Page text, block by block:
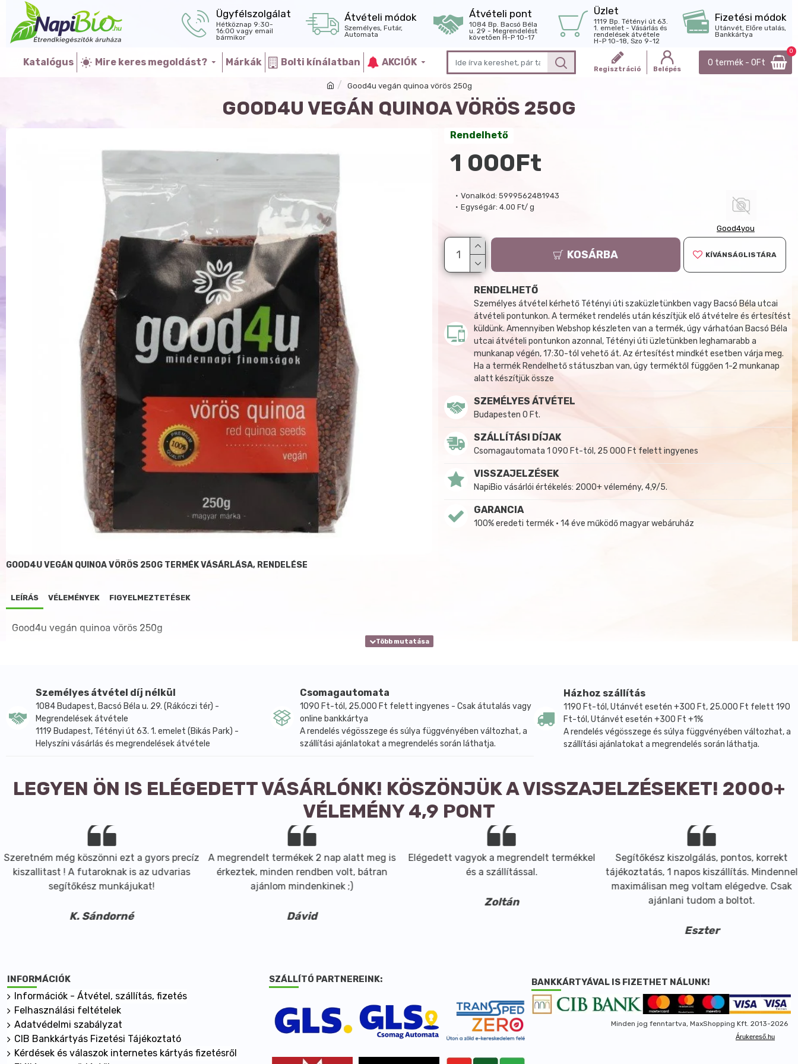
Ügyfélszolgálat
Hétköznap 9:30-
16:00 vagy email
bármikor
Átvételi módok
Személyes, Futár,
Automata
Átvételi pont
1084 Bp. Bacsó Béla
u. 29 - Megrendelést
követően H-P 10-17
Üzlet
1119 Bp. Tétényi út 63.
1. emelet - Vásárlás és
rendelések átvétele
H-P 10-18, Szo 9-12
Fizetési módok
Utánvét, Előre utalás,
Bankkártya
Katalógus Mire keres megoldást? Márkák Bolti kínálatban AKCIÓK
Regisztráció Belépés
0 termék - 0Ft
0
Good4u vegán quinoa vörös 250g
GOOD4U VEGÁN QUINOA VÖRÖS 250G
Vonalkód: 5999562481943
Egységár: 4.00 Ft/ g
Good4you
Rendelhető
1 000Ft
KOSÁRBA KÍVÁNSÁGLISTÁRA
RENDELHETŐ
Személyes átvétel kérhető Tétényi úti szaküzletünkben vagy Bacsó Béla utcai
átvételi pontunkon. A terméket rendelés után készítjük elő átvételre és értesítést
küldünk. Amennyiben Webshop készleten van a termék, úgy várhatóan Bacsó Béla
utcai átvételi pontunkon azonnal, Tétényi úti üzletünkben leghamarabb a
munkanap végén, 17:30-tól vehető át. Az értesítést mindkét esetben várja meg.
Ha a termék Rendelhető státuszban van, úgy terméktől függően 1-2 munkanap
alatt készítjük össze
SZEMÉLYES ÁTVÉTEL
Budapesten 0 Ft.
SZÁLLÍTÁSI DÍJAK
Csomagautomata 1 090 Ft-tól, 25 000 Ft felett ingyenes
VISSZAJELZÉSEK
NapiBio vásárlói értékelés: 2000+ vélemény, 4,9/5.
GARANCIA
100% eredeti termék • 14 éve működő magyar webáruház
GOOD4U VEGÁN QUINOA VÖRÖS 250G TERMÉK VÁSÁRLÁSA, RENDELÉSE
LEÍRÁS VÉLEMÉNYEK FIGYELMEZTETÉSEK
Good4u vegán quinoa vörös 250g
Személyes átvétel díj nélkül
1084 Budapest, Bacsó Béla u. 29. (Rákóczi tér) -
Megrendelések átvétele
1119 Budapest, Tétényi út 63. 1. emelet (Bikás Park) -
Helyszíni vásárlás és megrendelések átvétele
Csomagautomata
1090 Ft-tól, 25.000 Ft felett ingyenes - Csak átutalás vagy
online bankkártya
A rendelés végösszege és súlya függvényében változhat, a
szállítási ajánlatokat a megrendelés során láthatja.
Házhoz szállítás
1190 Ft-tól, Utánvét esetén +300 Ft, 25.000 Ft felett 190
Ft-tól, Utánvét esetén +300 Ft +1%
A rendelés végösszege és súlya függvényében változhat, a
szállítási ajánlatokat a megrendelés során láthatja.
LEGYEN ÖN IS ELÉGEDETT VÁSÁRLÓNK! KÖSZÖNJÜK A VISSZAJELZÉSEKET! 2000+
VÉLEMÉNY 4,9 PONT
Szeretném még köszönni ezt a gyors precíz
kiszallitast ! A futaroknak is az udvarias
segítőkész munkájukat!
K. Sándorné
A megrendelt termékek 2 nap alatt meg is
érkeztek, minden rendben volt, bátran
ajánlom mindenkinek ;)
Dávid
Elégedett vagyok a megrendelt termékkel
és a szállítással.
Zoltán
Segítőkész kiszolgálás, pontos, korrekt
tájékoztatás, 1 napos kiszállítás. Mindennel
maximálisan meg voltam elégedve. Csak
ajánlani tudom a boltot.
Eszter
INFORMÁCIÓK
Információk - Átvétel, szállítás, fizetés
Felhasználási feltételek
Adatvédelmi szabályzat
CIB Bankkártyás Fizetési Tájékoztató
Kérdések és válaszok internetes kártyás fizetésről
SZÁLLÍTÓ PARTNEREINK: BANKKÁRTYÁVAL IS FIZETHET NÁLUNK!
Minden jog fenntartva, MaxShopping Kft. 2013-2026
Árukereső.hu